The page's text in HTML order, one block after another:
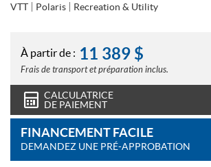
VTT Polaris Recreation & Utility
À partir de : 11 389 $
Frais de transport et préparation inclus.
CALCULATRICE
DE PAIEMENT
FINANCEMENT FACILE
DEMANDEZ UNE PRÉ-APPROBATION